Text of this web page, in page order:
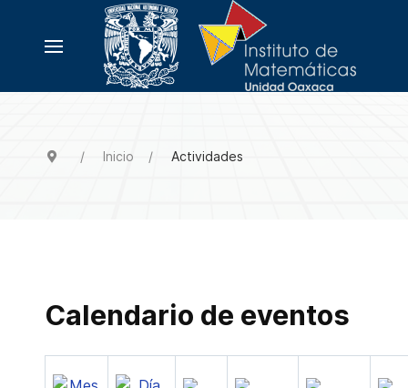
Inicio Actividades
Calendario de eventos